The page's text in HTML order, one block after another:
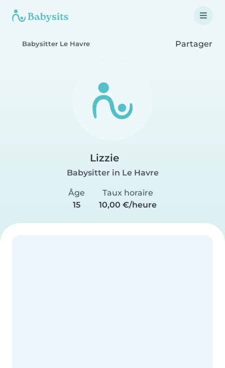
Babysitter Le Havre Partager
Lizzie
Babysitter in Le Havre
Âge
15
Taux horaire
10,00 €/heure